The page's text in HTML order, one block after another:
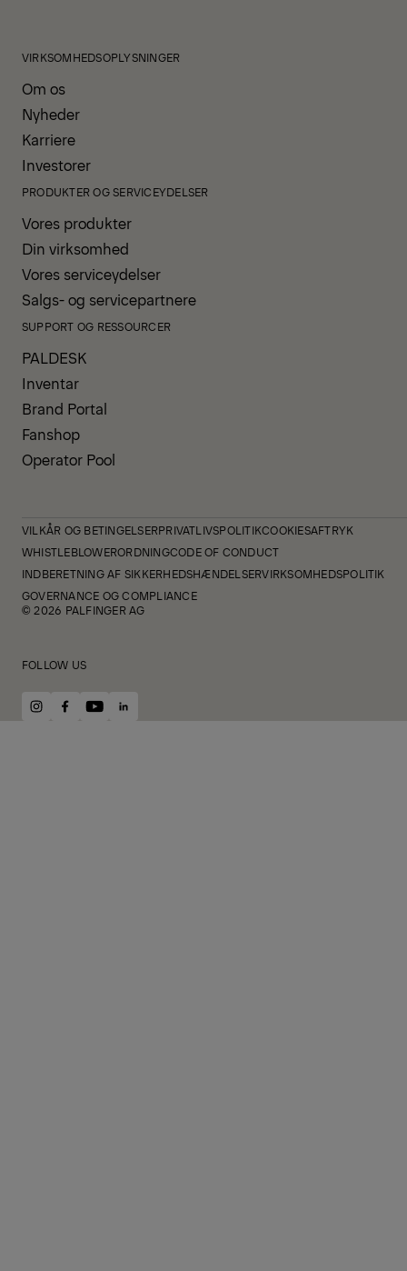
VIRKSOMHEDSOPLYSNINGER
Om os
Nyheder
Karriere
Investorer
PRODUKTER OG SERVICEYDELSER
Vores produkter
Din virksomhed
Vores serviceydelser
Salgs- og servicepartnere
SUPPORT OG RESSOURCER
PALDESK
Inventar
Brand Portal
Fanshop
Operator Pool
VILKÅR OG BETINGELSERPRIVATLIVSPOLITIKCOOKIESAFTRYK
WHISTLEBLOWERORDNINGCODE OF CONDUCT
INDBERETNING AF SIKKERHEDSHÆNDELSERVIRKSOMHEDSPOLITIK
GOVERNANCE OG COMPLIANCE
© 2026 PALFINGER AG
FOLLOW US
instagram
facebook
youtubelinkedin